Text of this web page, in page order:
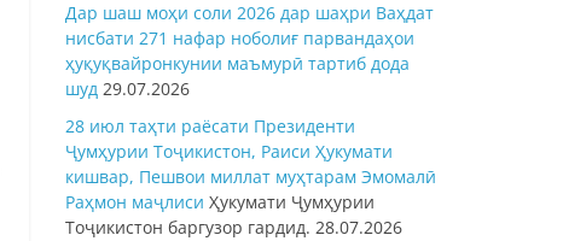
Дар шаш моҳи соли 2026 дар шаҳри Ваҳдат
нисбати 271 нафар ноболиғ парвандаҳои
ҳуқуқвайронкунии маъмурӣ тартиб дода
шуд 29.07.2026
28 июл таҳти раёсати Президенти
Ҷумҳурии Тоҷикистон, Раиси Ҳукумати
кишвар, Пешвои миллат муҳтарам Эмомалӣ
Раҳмон маҷлиси Ҳукумати Ҷумҳурии
Тоҷикистон баргузор гардид. 28.07.2026